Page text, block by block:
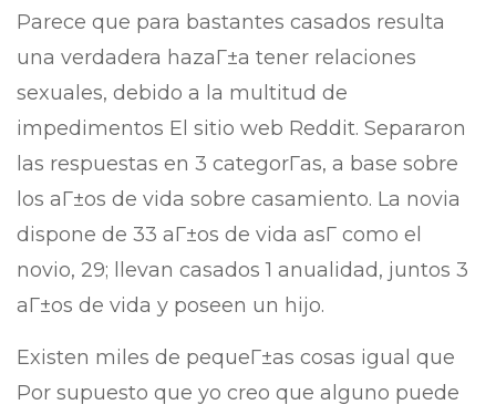
Parece que para bastantes casados resulta
una verdadera hazaГ±a tener relaciones
sexuales, debido a la multitud de
impedimentos El sitio web Reddit. Separaron
las respuestas en 3 categorГ­as, a base sobre
los aГ±os de vida sobre casamiento. La novia
dispone de 33 aГ±os de vida asГ­ como el
novio, 29; llevan casados 1 anualidad, juntos 3
aГ±os de vida y poseen un hijo.
Existen miles de pequeГ±as cosas igual que
Por supuesto que yo creo que alguno puede